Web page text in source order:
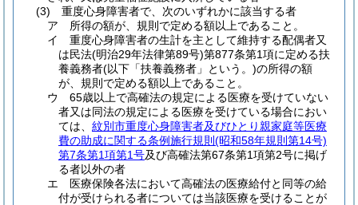
(3)
重度心身障害者で、次のいずれかに該当する者
ア
所得の額が、規則で定める額以上であること。
イ
重度心身障害者の生計を主として維持する配偶者又
は民法(明治29年法律第89号)第877条第1項に定める扶
養義務者(以下「扶養義務者」という。)の所得の額
が、規則で定める額以上であること。
ウ
65歳以上で高確法の規定による医療を受けていない
者又は同法の規定による医療を受けている場合におい
ては、 紋別市重度心身障害者及びひとり親家庭等医療
費の助成に関する条例施行規則 (昭和58年規則第14号)
第7条第1項第1号及び高確法第67条第1項第2号に掲げ
る者以外の者
エ
医療保険各法において高確法の医療給付と同等の給
付が受けられる者については当該医療を受けることが